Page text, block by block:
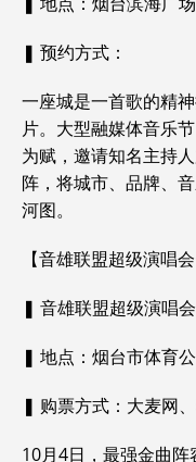
❚ 预约方式：
一座城是一首歌的精
片。大型融媒体音乐
为赋，邀请知名主持
阵，将城市、品牌、
河图。
【音雄联盟超级演唱会
❚ 音雄联盟超级演唱
❚ 地点：烟台市体育
❚ 购票方式：大麦网
10月4日，最强金曲